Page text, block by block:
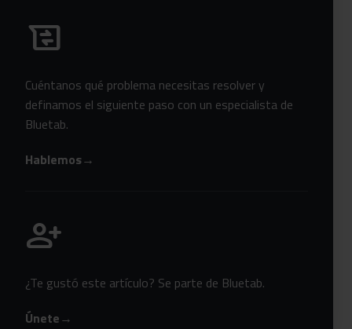
business_messages
Habla con Bluetab
Cuéntanos qué problema necesitas resolver y
definamos el siguiente paso con un especialista de
Bluetab.
Hablemos→
person_add
Únete a Bluetab
¿Te gustó este artículo? Se parte de Bluetab.
Únete→